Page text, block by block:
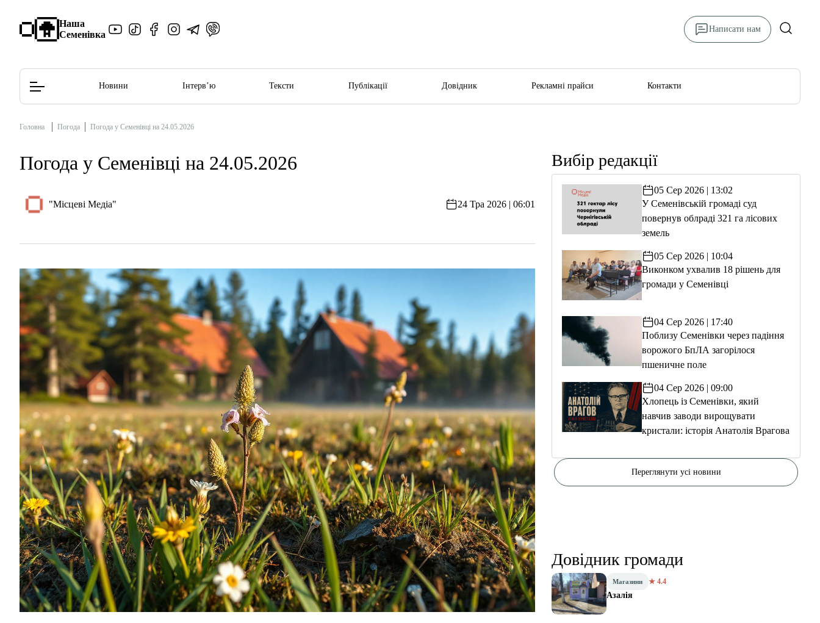
Наша
Семенівка
Написати нам
Редакційна політика
Новини Інтерв’ю Тексти Публікації Довідник Рекламні прайси Контакти
Головна Погода Погода у Семенівці на 24.05.2026
Погода у Семенівці на 24.05.2026
"Місцеві Медіа" 24 Тра 2026 | 06:01
Вибір редакції
05 Сер 2026 | 13:02
У Семенівській громаді суд
повернув облраді 321 га лісових
земель
05 Сер 2026 | 10:04
Виконком ухвалив 18 рішень для
громади у Семенівці
04 Сер 2026 | 17:40
Поблизу Семенівки через падіння
ворожого БпЛА загорілося
пшеничне поле
04 Сер 2026 | 09:00
Хлопець із Семенівки, який
навчив заводи вирощувати
кристали: історія Анатолія Врагова
Переглянути усі новини
Довідник громади
Магазини ★ 4.4
Азалія